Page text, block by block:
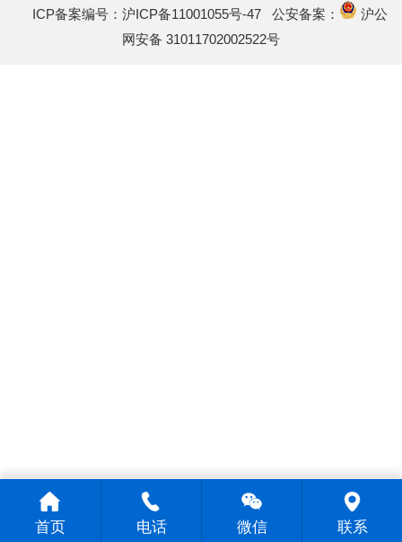
ICP备案编号：沪ICP备11001055号-47
公安备案：
沪公
网安备 31011702002522号
首页 电话 微信 联系